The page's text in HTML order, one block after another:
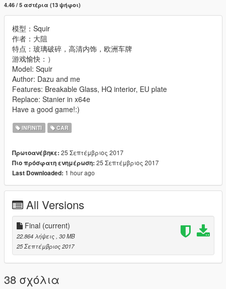
4.46 / 5 αστέρια (13 ψήφοι)
模型：Squir
作者：大阻
特点：玻璃破碎，高清内饰，欧洲车牌
游戏愉快：）
Model: Squir
Author: Dazu and me
Features: Breakable Glass, HQ interior, EU plate
Replace: Stanier in x64e
Have a good game!:)
INFINITI CAR
Πρωτοανέβηκε: 25 Σεπτέμβριος 2017
Πιο πρόσφατη ενημέρωση: 25 Σεπτέμβριος 2017
Last Downloaded: 1 hour ago
All Versions
Final (current)
22.864 λήψεις , 30 MB
25 Σεπτέμβριος 2017
38 σχόλια